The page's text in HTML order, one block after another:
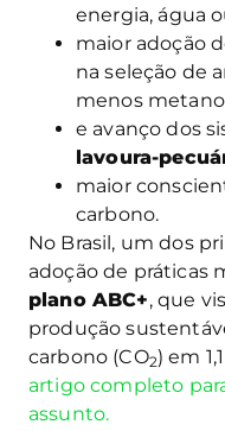
energia, água
maior adoção
na seleção de
menos
e avanço dos
lavoura-
maior
carbono.
No Brasil, um dos
adoção de práticas
plano ABC+, que
produção
carbono (CO2) em
artigo completo
assunto.